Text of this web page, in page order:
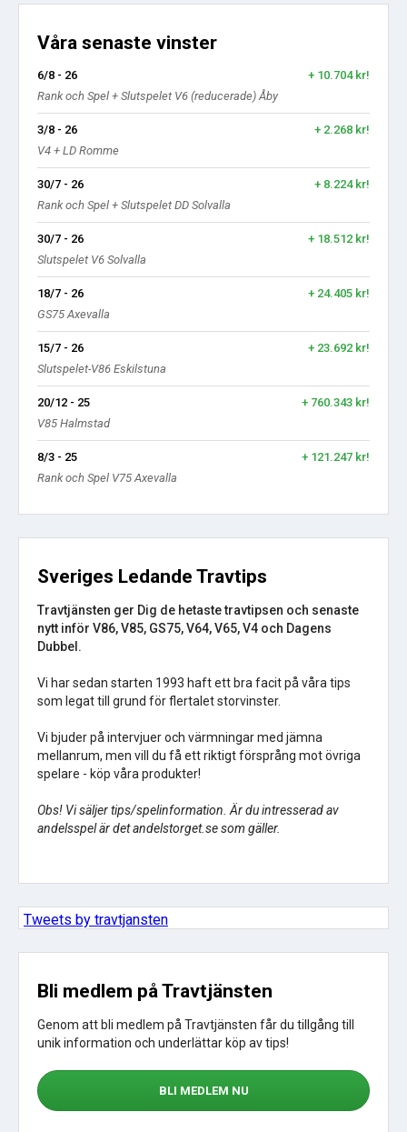
Våra senaste vinster
6/8 - 26
+ 10.704 kr!
Rank och Spel + Slutspelet V6 (reducerade) Åby
3/8 - 26
+ 2.268 kr!
V4 + LD Romme
30/7 - 26
+ 8.224 kr!
Rank och Spel + Slutspelet DD Solvalla
30/7 - 26
+ 18.512 kr!
Slutspelet V6 Solvalla
18/7 - 26
+ 24.405 kr!
GS75 Axevalla
15/7 - 26
+ 23.692 kr!
Slutspelet-V86 Eskilstuna
20/12 - 25
+ 760.343 kr!
V85 Halmstad
8/3 - 25
+ 121.247 kr!
Rank och Spel V75 Axevalla
Sveriges Ledande Travtips
Travtjänsten ger Dig de hetaste travtipsen och senaste
nytt inför V86, V85, GS75, V64, V65, V4 och Dagens
Dubbel.
Vi har sedan starten 1993 haft ett bra facit på våra tips
som legat till grund för flertalet storvinster.
Vi bjuder på intervjuer och värmningar med jämna
mellanrum, men vill du få ett riktigt försprång mot övriga
spelare - köp våra produkter!
Obs! Vi säljer tips/spelinformation. Är du intresserad av
andelsspel är det andelstorget.se som gäller.
Tweets by travtjansten
Bli medlem på Travtjänsten
Genom att bli medlem på Travtjänsten får du tillgång till
unik information och underlättar köp av tips!
BLI MEDLEM NU